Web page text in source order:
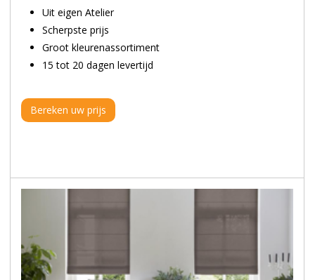
Uit eigen Atelier
Scherpste prijs
Groot kleurenassortiment
15 tot 20 dagen levertijd
Bereken uw prijs